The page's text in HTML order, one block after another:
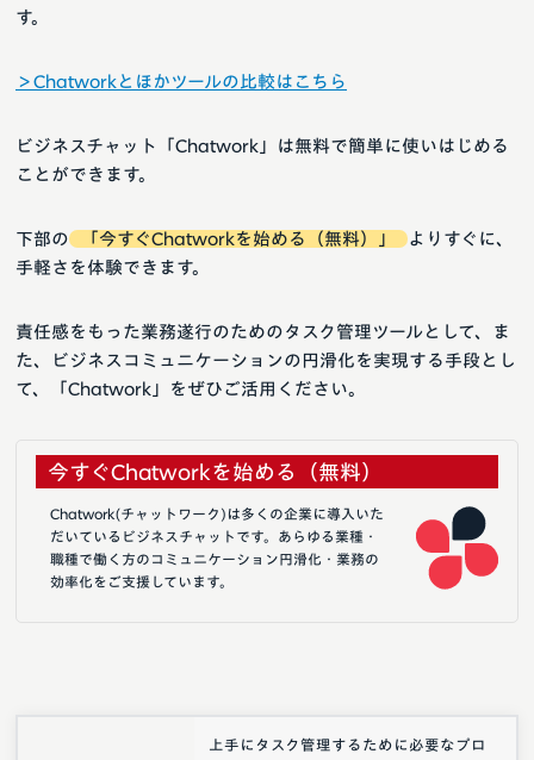
す。
＞Chatworkとほかツールの比較はこちら
ビジネスチャット「Chatwork」は無料で簡単に使いはじめる
ことができます。
下部の 「今すぐChatworkを始める（無料）」
よりすぐに、
手軽さを体験できます。
責任感をもった業務遂行のためのタスク管理ツールとして、ま
た、ビジネスコミュニケーションの円滑化を実現する手段とし
て、「Chatwork」をぜひご活用ください。
今すぐChatworkを始める（無料）
Chatwork(チャットワーク)は多くの企業に導入いた
だいているビジネスチャットです。あらゆる業種・
職種で働く方のコミュニケーション円滑化・業務の
効率化をご支援しています。
上手にタスク管理するために必要なプロ